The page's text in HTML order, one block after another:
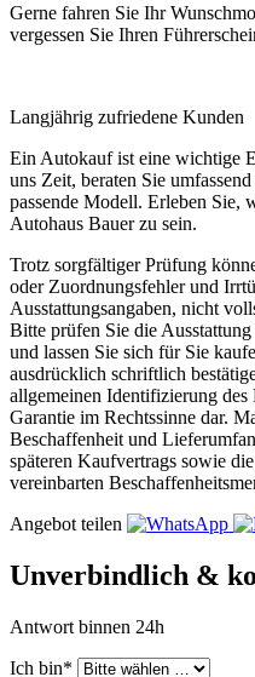
Gerne fahren Sie Ihr
vergessen Sie Ihren
Langjährig zufriedene Kunden
Ein Autokauf ist eine wichtige
uns Zeit, beraten Sie
passende Modell. Erleben Sie,
Autohaus Bauer zu sein.
Trotz sorgfältiger Prüfung
oder Zuordnungsfehler und
Ausstattungsangaben, nicht
Bitte prüfen Sie die
und lassen Sie sich für Sie
ausdrücklich schriftlich
allgemeinen Identifizierung des
Garantie im Rechtssinne dar.
Beschaffenheit und
späteren Kaufvertrags sowie
vereinbarten
Angebot teilen
Unverbindlich &
Antwort binnen 24h
Ich bin*